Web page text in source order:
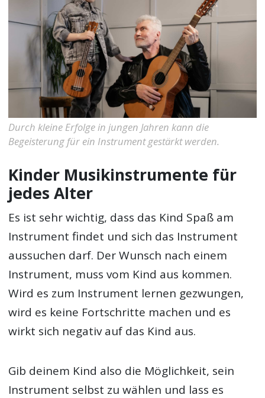
Durch kleine Erfolge in jungen Jahren kann die
Begeisterung für ein Instrument gestärkt werden.
Kinder Musikinstrumente für
jedes Alter
Es ist sehr wichtig, dass das Kind Spaß am
Instrument findet und sich das Instrument
aussuchen darf. Der Wunsch nach einem
Instrument, muss vom Kind aus kommen.
Wird es zum Instrument lernen gezwungen,
wird es keine Fortschritte machen und es
wirkt sich negativ auf das Kind aus.
Gib deinem Kind also die Möglichkeit, sein
Instrument selbst zu wählen und lass es